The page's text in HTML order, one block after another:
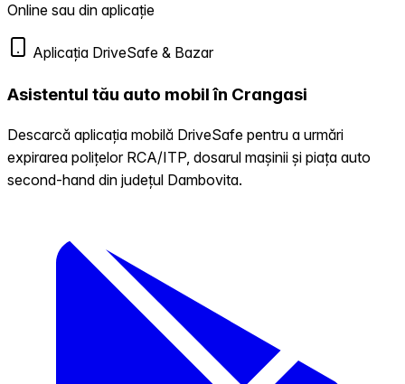
Online sau din aplicație
Aplicația DriveSafe & Bazar
Asistentul tău auto mobil în Crangasi
Descarcă aplicația mobilă DriveSafe pentru a urmări
expirarea polițelor RCA/ITP, dosarul mașinii și piața auto
second-hand din județul Dambovita.